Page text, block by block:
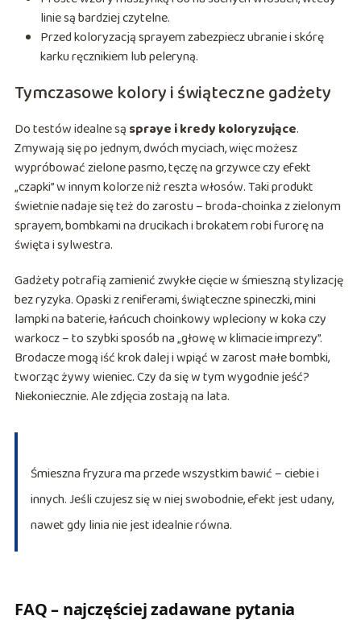
linie są bardziej czytelne.
Przed koloryzacją sprayem zabezpiecz ubranie i skórę
karku ręcznikiem lub peleryną.
Tymczasowe kolory i świąteczne gadżety
Do testów idealne są spraye i kredy koloryzujące.
Zmywają się po jednym, dwóch myciach, więc możesz
wypróbować zielone pasmo, tęczę na grzywce czy efekt
„czapki” w innym kolorze niż reszta włosów. Taki produkt
świetnie nadaje się też do zarostu – broda-choinka z zielonym
sprayem, bombkami na drucikach i brokatem robi furorę na
święta i sylwestra.
Gadżety potrafią zamienić zwykłe cięcie w śmieszną stylizację
bez ryzyka. Opaski z reniferami, świąteczne spineczki, mini
lampki na baterie, łańcuch choinkowy wpleciony w koka czy
warkocz – to szybki sposób na „głowę w klimacie imprezy”.
Brodacze mogą iść krok dalej i wpiąć w zarost małe bombki,
tworząc żywy wieniec. Czy da się w tym wygodnie jeść?
Niekoniecznie. Ale zdjęcia zostają na lata.
Śmieszna fryzura ma przede wszystkim bawić – ciebie i
innych. Jeśli czujesz się w niej swobodnie, efekt jest udany,
nawet gdy linia nie jest idealnie równa.
FAQ – najczęściej zadawane pytania